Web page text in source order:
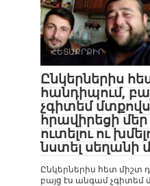
ՀԵՏԱՔՐՔԻՐ
Ընկերներիս
հանդիպում,
չգիտեմ
հրավիրեցի մեր
ուտելու ու
նստել սեղանի
Ընկերներիս հետ միշտ
բայց էս անգամ չգիտեմ